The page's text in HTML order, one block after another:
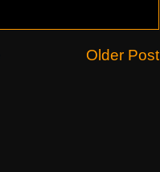
Older Post